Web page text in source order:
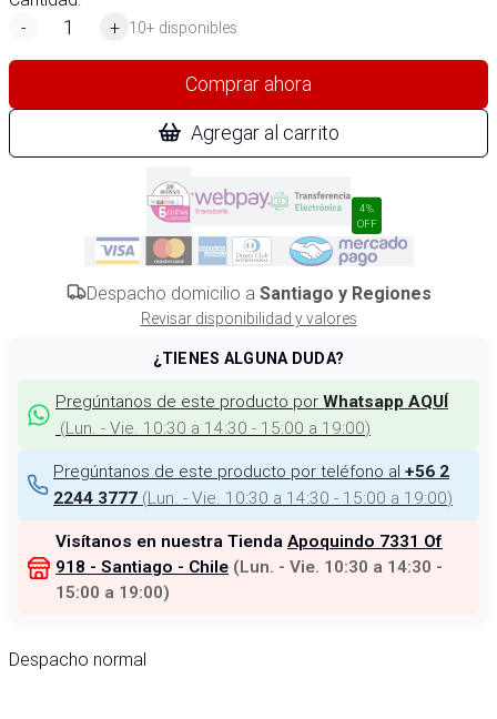
-
+ 10+ disponibles
Comprar ahora
Agregar al carrito
4%
OFF
Despacho domicilio a Santiago y Regiones
Revisar disponibilidad y valores
¿TIENES ALGUNA DUDA?
Pregúntanos de este producto por Whatsapp AQUÍ
(Lun. - Vie. 10:30 a 14:30 - 15:00 a 19:00)
Pregúntanos de este producto por teléfono al +56 2
2244 3777 (Lun. - Vie. 10:30 a 14:30 - 15:00 a 19:00)
Visítanos en nuestra Tienda Apoquindo 7331 Of
918 - Santiago - Chile (Lun. - Vie. 10:30 a 14:30 -
15:00 a 19:00)
Despacho normal